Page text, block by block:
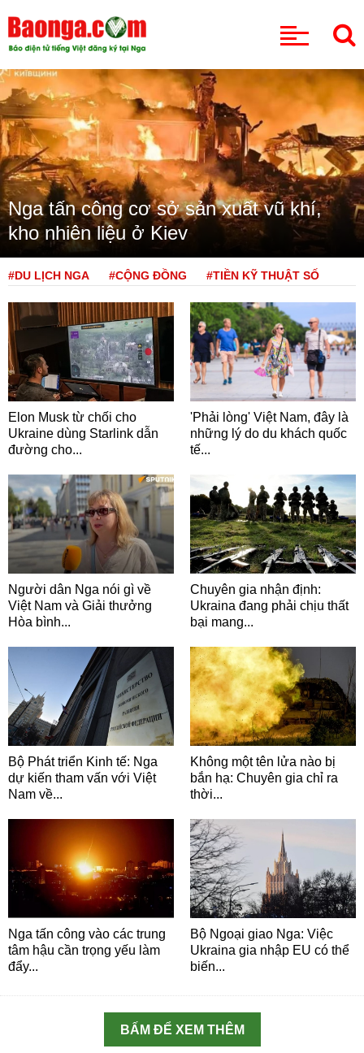
Nga tấn công cơ sở sản xuất vũ khí,
kho nhiên liệu ở Kiev
#DU LỊCH NGA #CỘNG ĐỒNG #TIỀN KỸ THUẬT SỐ
Elon Musk từ chối cho
Ukraine dùng Starlink dẫn
đường cho...
'Phải lòng' Việt Nam, đây là
những lý do du khách quốc
tế...
Người dân Nga nói gì về
Việt Nam và Giải thưởng
Hòa bình...
Chuyên gia nhận định:
Ukraina đang phải chịu thất
bại mang...
Bộ Phát triển Kinh tế: Nga
dự kiến tham vấn với Việt
Nam về...
Không một tên lửa nào bị
bắn hạ: Chuyên gia chỉ ra
thời...
Nga tấn công vào các trung
tâm hậu cần trọng yếu làm
đẩy...
Bộ Ngoại giao Nga: Việc
Ukraina gia nhập EU có thể
biến...
BẤM ĐỂ XEM THÊM